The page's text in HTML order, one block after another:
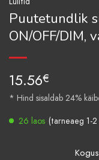
Puutetundlik
ON/OFF/DIM,
15.56€
* Hind sisaldab 24%
26 laos (tarneaeg 1-
Kogus